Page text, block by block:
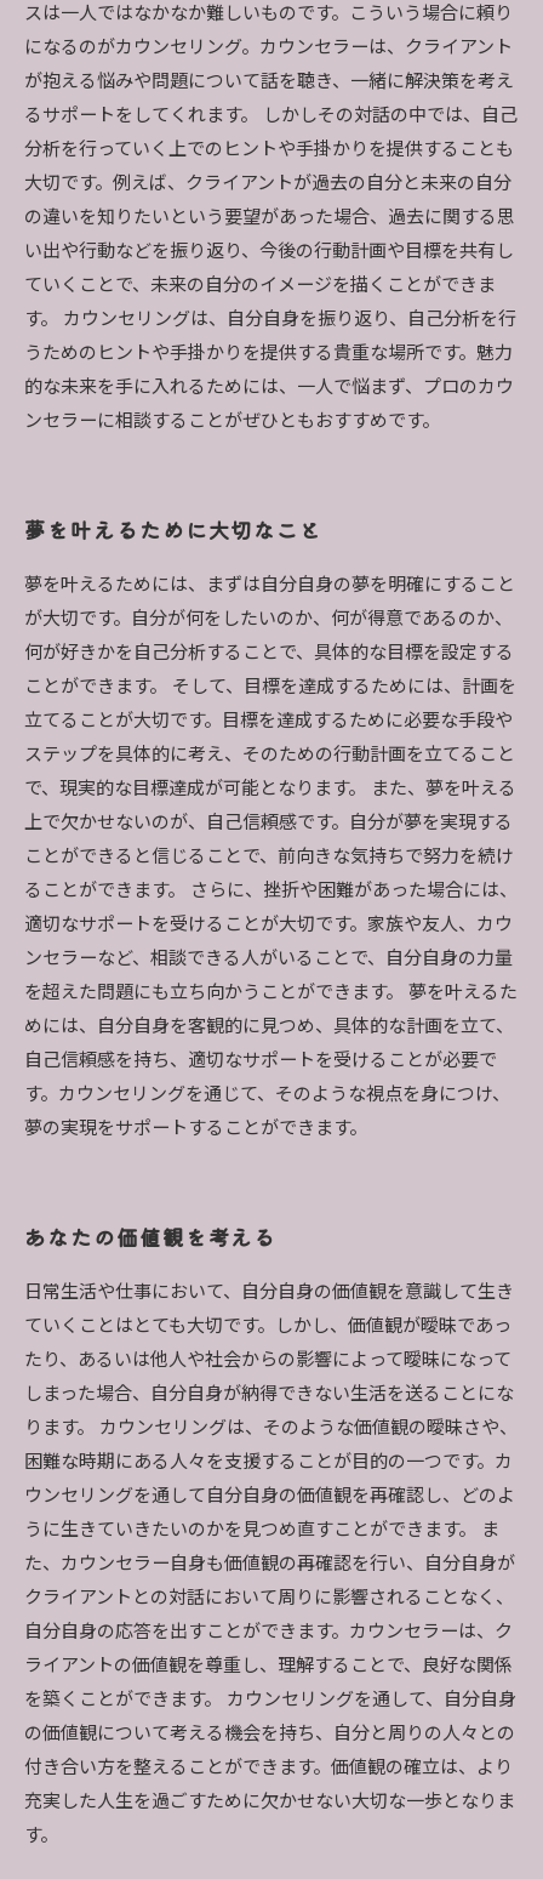
スは一人ではなかなか難しいものです。こういう場合に頼り
になるのがカウンセリング。カウンセラーは、クライアント
が抱える悩みや問題について話を聴き、一緒に解決策を考え
るサポートをしてくれます。 しかしその対話の中では、自己
分析を行っていく上でのヒントや手掛かりを提供することも
大切です。例えば、クライアントが過去の自分と未来の自分
の違いを知りたいという要望があった場合、過去に関する思
い出や行動などを振り返り、今後の行動計画や目標を共有し
ていくことで、未来の自分のイメージを描くことができま
す。 カウンセリングは、自分自身を振り返り、自己分析を行
うためのヒントや手掛かりを提供する貴重な場所です。魅力
的な未来を手に入れるためには、一人で悩まず、プロのカウ
ンセラーに相談することがぜひともおすすめです。
夢を叶えるために大切なこと
夢を叶えるためには、まずは自分自身の夢を明確にすること
が大切です。自分が何をしたいのか、何が得意であるのか、
何が好きかを自己分析することで、具体的な目標を設定する
ことができます。 そして、目標を達成するためには、計画を
立てることが大切です。目標を達成するために必要な手段や
ステップを具体的に考え、そのための行動計画を立てること
で、現実的な目標達成が可能となります。 また、夢を叶える
上で欠かせないのが、自己信頼感です。自分が夢を実現する
ことができると信じることで、前向きな気持ちで努力を続け
ることができます。 さらに、挫折や困難があった場合には、
適切なサポートを受けることが大切です。家族や友人、カウ
ンセラーなど、相談できる人がいることで、自分自身の力量
を超えた問題にも立ち向かうことができます。 夢を叶えるた
めには、自分自身を客観的に見つめ、具体的な計画を立て、
自己信頼感を持ち、適切なサポートを受けることが必要で
す。カウンセリングを通じて、そのような視点を身につけ、
夢の実現をサポートすることができます。
あなたの価値観を考える
日常生活や仕事において、自分自身の価値観を意識して生き
ていくことはとても大切です。しかし、価値観が曖昧であっ
たり、あるいは他人や社会からの影響によって曖昧になって
しまった場合、自分自身が納得できない生活を送ることにな
ります。 カウンセリングは、そのような価値観の曖昧さや、
困難な時期にある人々を支援することが目的の一つです。カ
ウンセリングを通して自分自身の価値観を再確認し、どのよ
うに生きていきたいのかを見つめ直すことができます。 ま
た、カウンセラー自身も価値観の再確認を行い、自分自身が
クライアントとの対話において周りに影響されることなく、
自分自身の応答を出すことができます。カウンセラーは、ク
ライアントの価値観を尊重し、理解することで、良好な関係
を築くことができます。 カウンセリングを通して、自分自身
の価値観について考える機会を持ち、自分と周りの人々との
付き合い方を整えることができます。価値観の確立は、より
充実した人生を過ごすために欠かせない大切な一歩となりま
す。